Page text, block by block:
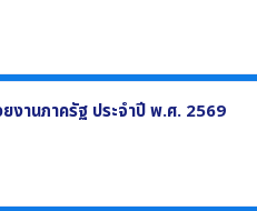
จากการปฏิบัติหน้าที่ ประจำปี พ.ศ. 2569
านมีการขับเคลื่อนนโยบาย No Gift
บหลักเกณฑ์การรับทรัพย์สินหรือประโยชน์อื่
งานภาครัฐ ประจำปี พ.ศ. 2569
ำปี พ.ศ. 2569 อย่างน้อยประกอบด้วย